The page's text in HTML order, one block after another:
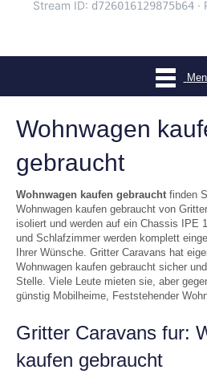
Wohnwagen
gebraucht
Wohnwagen kaufen gebraucht finden
Wohnwagen kaufen gebraucht von
isoliert und werden auf ein Chassis IPE
und Schlafzimmer werden komplett
Ihrer Wünsche. Gritter Caravans hat
Wohnwagen kaufen gebraucht sicher
Stelle. Viele Leute mieten sie, aber
günstig Mobilheime, Feststehender
Gritter Caravans fur:
kaufen gebraucht